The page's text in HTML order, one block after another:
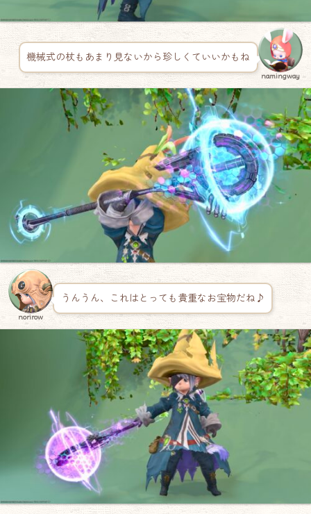
機械式の杖もあまり見ないから珍しくていいかもね
namingway
norirow
うんうん、これはとっても貴重なお宝物だね♪